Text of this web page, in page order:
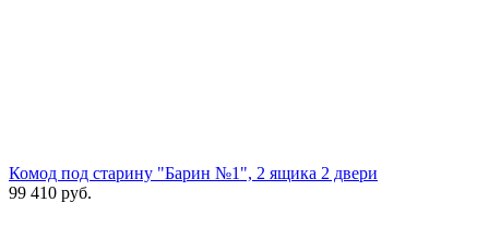
Комод под старину "Барин №1", 2 ящика 2 двери
99 410 руб.